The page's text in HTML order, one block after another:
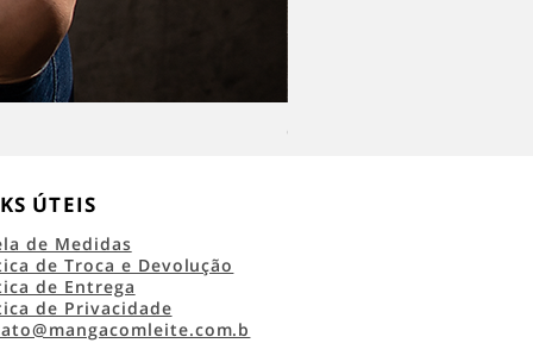
Camiseta Classic Logo RRC
ÚTEIS
de Medidas
de Troca e Devolução
de Entrega
de Privacidade